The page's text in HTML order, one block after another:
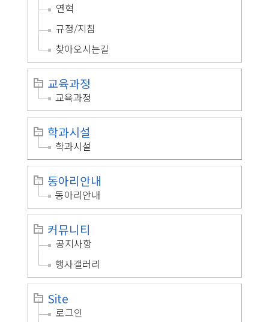
연혁
규정/지침
찾아오시는길
교육과정
교육과정
학과시설
학과시설
동아리안내
동아리안내
커뮤니티
공지사항
행사갤러리
Site
로그인